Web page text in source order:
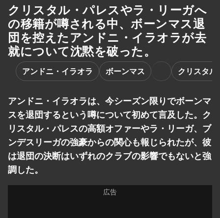
クリスタル・パレスやラ・リーガへ
の移籍が噂される中、ボーンマス退
団を控えたアンドニ・イラオラが去
就について沈黙を破った。
アンドニ・イラオラ ボーンマス クリスタル
アンドニ・イラオラは、今シーズン限りでボーンマ
スを退団するという噂について初めて言及した。ク
リスタル・パレスの高額オファーやラ・リーガ、ブ
ンデスリーガの強豪からの関心も報じられたが、彼
は退団の決断はいずれのクラブの影響でもないと強
調した。